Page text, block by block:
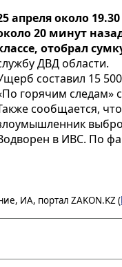
апреля около
20 минут
отобрал
ДВД области.
составил 15
горячим следам»
сообщается,
в ИВС. По
ИА, портал ZAKON.KZ (